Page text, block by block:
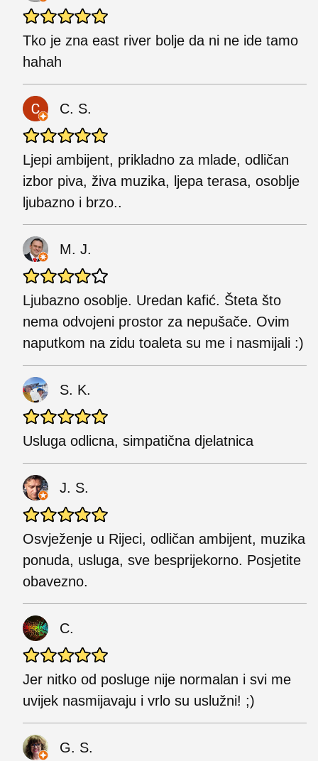
Tko je zna east river bolje da ni ne ide tamo
hahah
C. S.
Ljepi ambijent, prikladno za mlade, odličan
izbor piva, živa muzika, ljepa terasa, osoblje
ljubazno i brzo..
M. J.
Ljubazno osoblje. Uredan kafić. Šteta što
nema odvojeni prostor za nepušače. Ovim
naputkom na zidu toaleta su me i nasmijali :)
S. K.
Usluga odlicna, simpatična djelatnica
J. S.
Osvježenje u Rijeci, odličan ambijent, muzika
ponuda, usluga, sve besprijekorno. Posjetite
obavezno.
C.
Jer nitko od posluge nije normalan i svi me
uvijek nasmijavaju i vrlo su uslužni! ;)
G. S.